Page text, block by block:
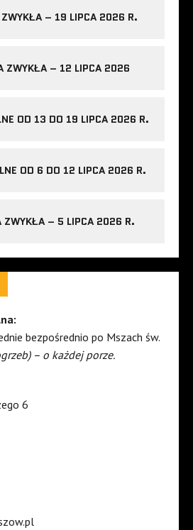
– 19 LIPCA 2026 R.
ZWYKŁA – 12 LIPCA 2026
OD 13 DO 19 LIPCA 2026 R.
OD 6 DO 12 LIPCA 2026 R.
ZWYKŁA – 5 LIPCA 2026 R.
bezpośrednio po Mszach św.
– o każdej porze.
6